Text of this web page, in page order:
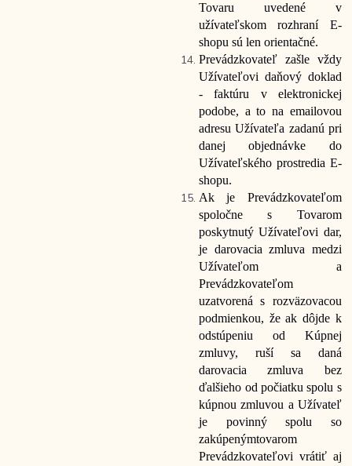
Tovaru uvedené v
užívateľskom rozhraní E-
shopu sú len orientačné.
Prevádzkovateľ zašle vždy
Užívateľovi daňový doklad
- faktúru v elektronickej
podobe, a to na emailovou
adresu Užívateľa zadanú pri
danej objednávke do
Užívateľského prostredia E-
shopu.
Ak je Prevádzkovateľom
spoločne s Tovarom
poskytnutý Užívateľovi dar,
je darovacia zmluva medzi
Užívateľom a
Prevádzkovateľom
uzatvorená s rozväzovacou
podmienkou, že ak dôjde k
odstúpeniu od Kúpnej
zmluvy, ruší sa daná
darovacia zmluva bez
ďalšieho od počiatku spolu s
kúpnou zmluvou a Užívateľ
je povinný spolu so
zakúpenýmtovarom
Prevádzkovateľovi vrátiť aj